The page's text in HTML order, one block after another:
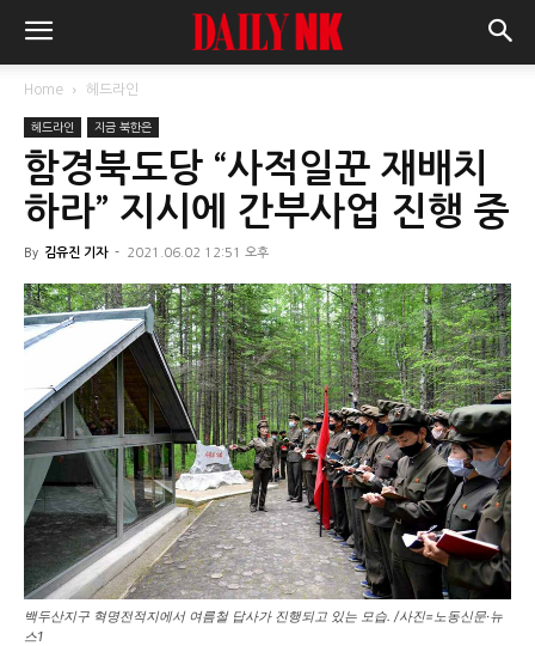
Home 헤드라인
헤드라인 지금 북한은
함경북도당 “사적일꾼 재배치
하라” 지시에 간부사업 진행 중
By 김유진 기자 - 2021.06.02 12:51 오후
백두산지구 혁명전적지에서 여름철 답사가 진행되고 있는 모습. /사진=노동신문·뉴
스1